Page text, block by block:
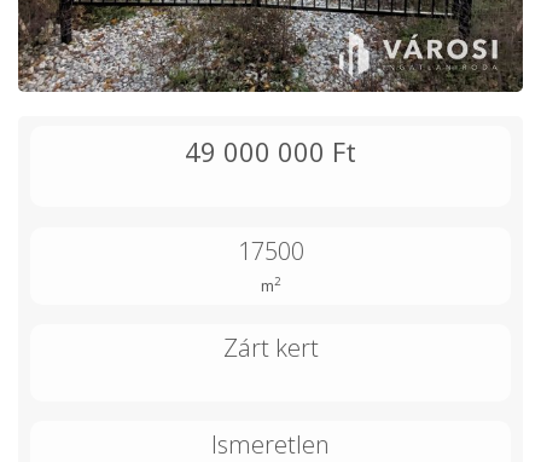
49 000 000 Ft
17500
m2
Zárt kert
Ismeretlen